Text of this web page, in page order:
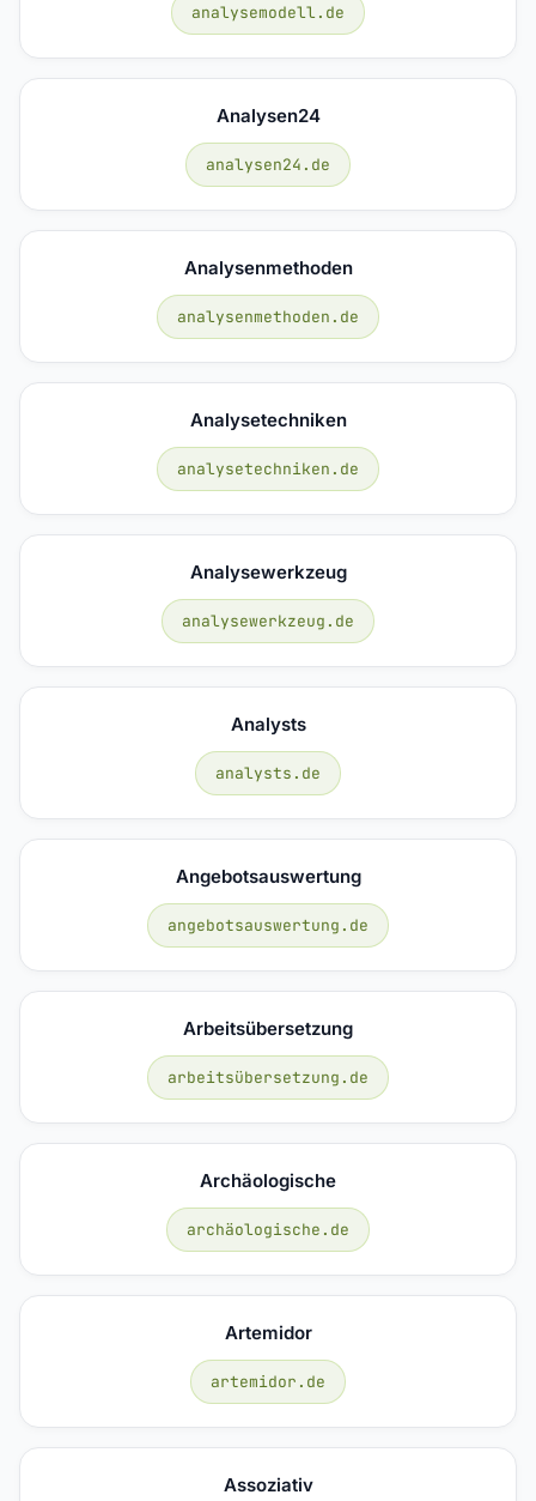
analysemodell.de
Analysen24
analysen24.de
Analysenmethoden
analysenmethoden.de
Analysetechniken
analysetechniken.de
Analysewerkzeug
analysewerkzeug.de
Analysts
analysts.de
Angebotsauswertung
angebotsauswertung.de
Arbeitsübersetzung
arbeitsübersetzung.de
Archäologische
archäologische.de
Artemidor
artemidor.de
Assoziativ